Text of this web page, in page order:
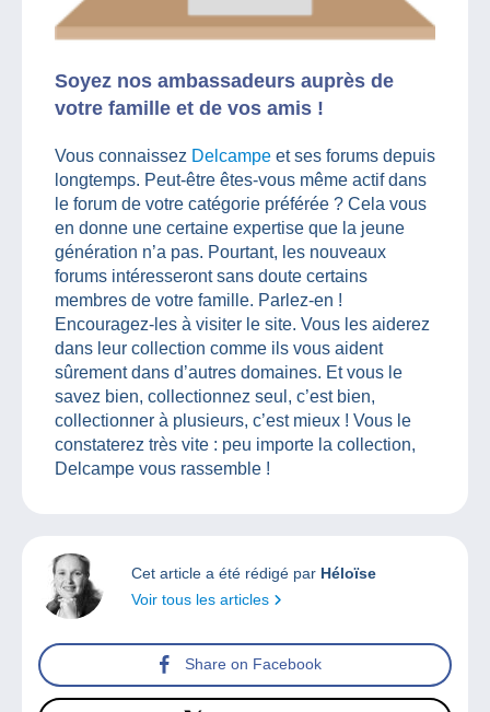
Soyez nos ambassadeurs auprès de
votre famille et de vos amis !
Vous connaissez Delcampe et ses forums depuis
longtemps. Peut-être êtes-vous même actif dans
le forum de votre catégorie préférée ? Cela vous
en donne une certaine expertise que la jeune
génération n’a pas. Pourtant, les nouveaux
forums intéresseront sans doute certains
membres de votre famille. Parlez-en !
Encouragez-les à visiter le site. Vous les aiderez
dans leur collection comme ils vous aident
sûrement dans d’autres domaines. Et vous le
savez bien, collectionnez seul, c’est bien,
collectionner à plusieurs, c’est mieux ! Vous le
constaterez très vite : peu importe la collection,
Delcampe vous rassemble !
Cet article a été rédigé par Héloïse
Voir tous les articles
Share on Facebook